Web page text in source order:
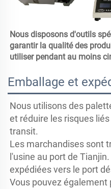
Nous disposons d'outils
garantir la qualité des
utiliser pendant au moins
Emballage et
Nous utilisons des
et réduire les risques
transit.
Les marchandises sont
l'usine au port de Tianjin.
expédiées vers le port
Vous pouvez également